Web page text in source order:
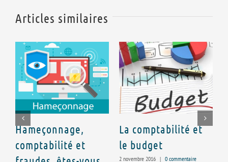
Articles similaires
Hameçonnage,
comptabilité et
La comptabilité et
le budget
2 novembre 2016 | 0 commentaire